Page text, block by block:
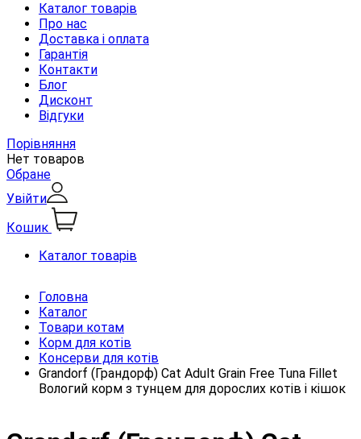
Каталог товарів
Про нас
Доставка і оплата
Гарантія
Контакти
Блог
Дисконт
Відгуки
Порівняння
Нет товаров
Обране
Увійти
Кошик
Каталог товарів
Головна
Каталог
Товари котам
Корм для котів
Консерви для котів
Grandorf (Грандорф) Cat Adult Grain Free Tuna Fillet
Вологий корм з тунцем для дорослих котів і кішок